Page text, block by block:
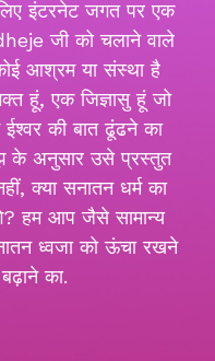
इंटरनेट जगत पर एक
जी को चलाने वाले
आश्रम या संस्था है
हूं, एक जिज्ञासु हूं जो
की बात ढूंढने का
के अनुसार उसे प्रस्तुत
क्या सनातन धर्म का
हम आप जैसे सामान्य
ध्वजा को ऊंचा रखने
का.